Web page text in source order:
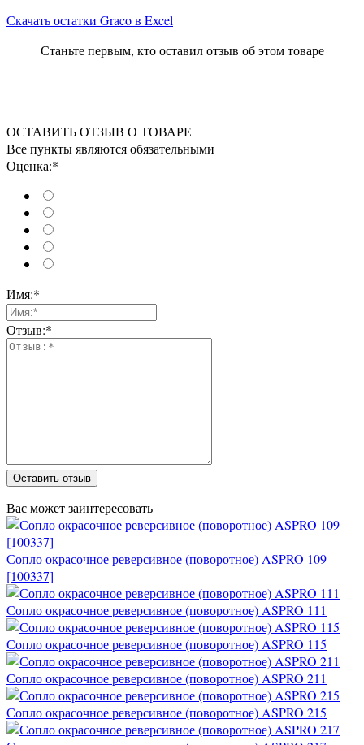
Скачать остатки Graco в Excel
Станьте первым, кто оставил отзыв об этом товаре
ОСТАВИТЬ ОТЗЫВ О ТОВАРЕ
Все пункты являются обязательными
Оценка:*
Имя:*
Отзыв:*
Оставить отзыв
Вас может заинтересовать
Сопло окрасочное реверсивное (поворотное) ASPRO 109
[100337]
Сопло окрасочное реверсивное (поворотное) ASPRO 111
Сопло окрасочное реверсивное (поворотное) ASPRO 115
Сопло окрасочное реверсивное (поворотное) ASPRO 211
Сопло окрасочное реверсивное (поворотное) ASPRO 215